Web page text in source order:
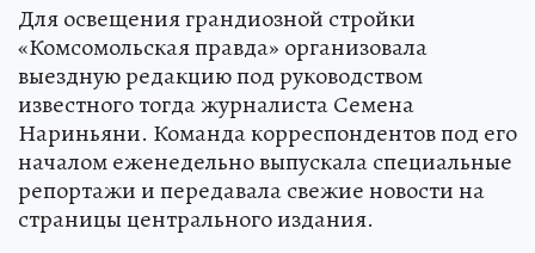
Для освещения грандиозной стройки
«Комсомольская правда» организовала
выездную редакцию под руководством
известного тогда журналиста Семена
Нариньяни. Команда корреспондентов под его
началом еженедельно выпускала специальные
репортажи и передавала свежие новости на
страницы центрального издания.